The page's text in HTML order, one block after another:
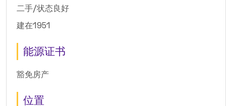
二手/状态良好
建在1951
能源证书
豁免房产
位置